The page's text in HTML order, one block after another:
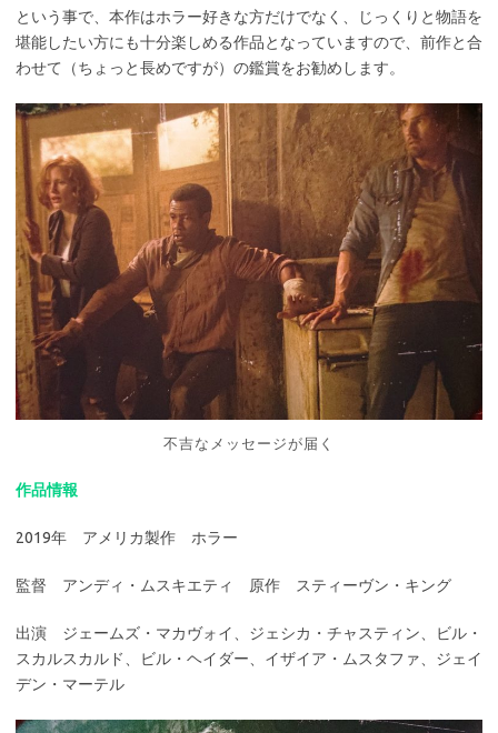
という事で、本作はホラー好きな方だけでなく、じっくりと物語を
堪能したい方にも十分楽しめる作品となっていますので、前作と合
わせて（ちょっと長めですが）の鑑賞をお勧めします。
不吉なメッセージが届く
作品情報
2019年 アメリカ製作 ホラー
監督 アンディ・ムスキエティ 原作 スティーヴン・キング
出演 ジェームズ・マカヴォイ、ジェシカ・チャスティン、ビル・
スカルスカルド、ビル・ヘイダー、イザイア・ムスタファ、ジェイ
デン・マーテル